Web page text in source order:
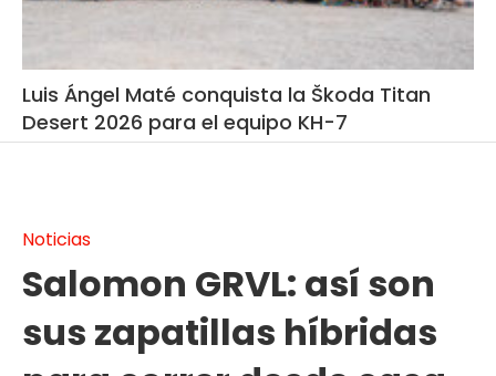
Luis Ángel Maté conquista la Škoda Titan
Desert 2026 para el equipo KH-7